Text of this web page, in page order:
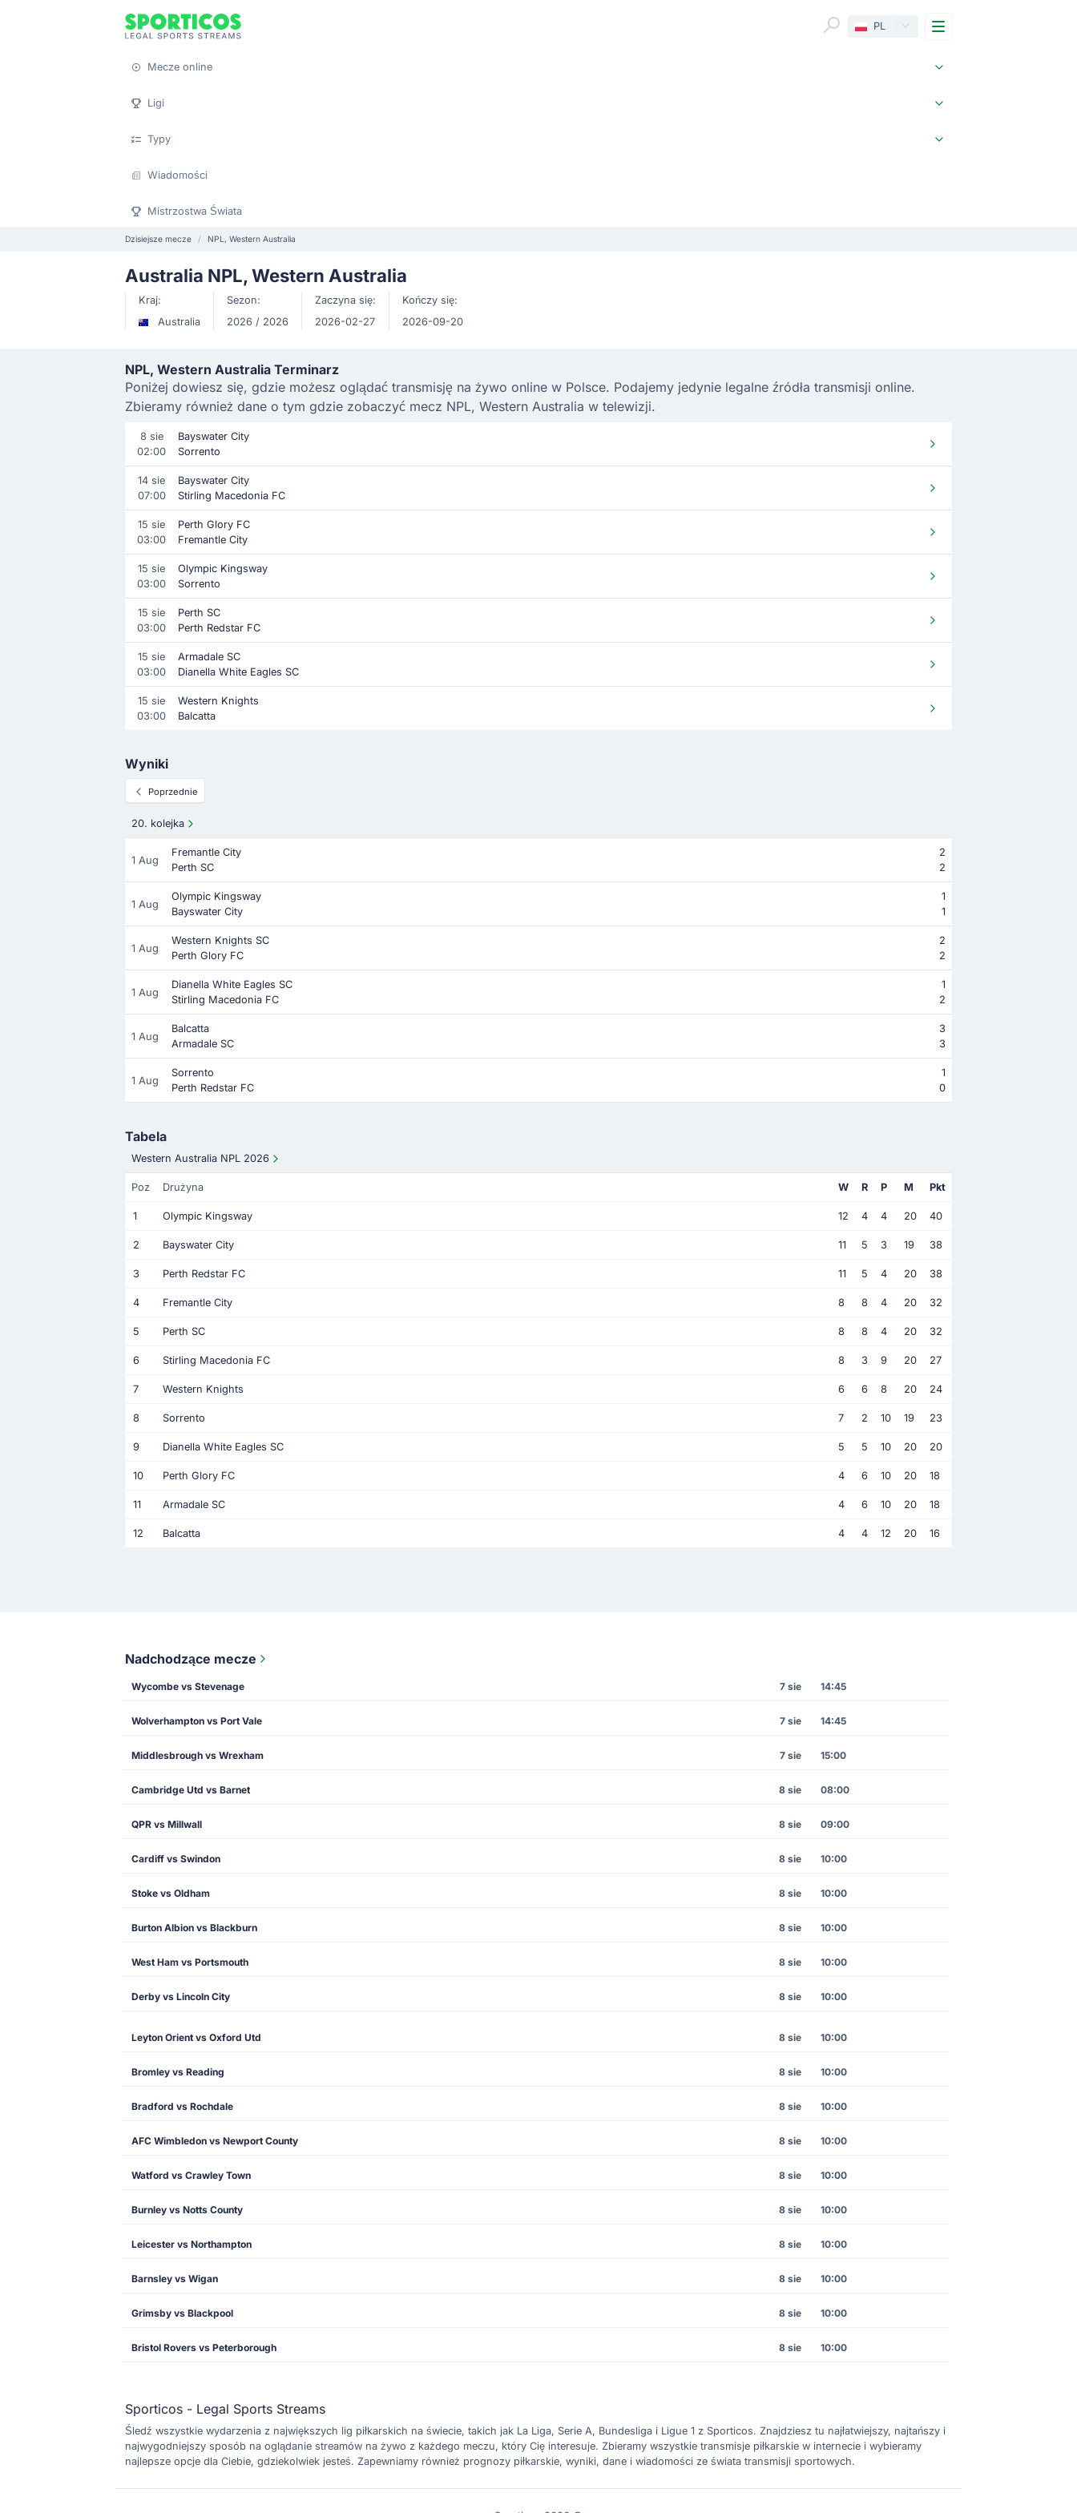
PL Menu
Mecze online
Ligi
Typy
Wiadomości
Mistrzostwa Świata
Dzisiejsze mecze NPL, Western Australia
Australia NPL, Western Australia
Kraj:
Australia
Sezon:
2026 / 2026
Zaczyna się:
2026-02-27
Kończy się:
2026-09-20
NPL, Western Australia Terminarz
Poniżej dowiesz się, gdzie możesz oglądać transmisję na żywo online w Polsce. Podajemy jedynie legalne źródła transmisji online.
Zbieramy również dane o tym gdzie zobaczyć mecz NPL, Western Australia w telewizji.
8 sie
02:00
Bayswater City
Sorrento
14 sie
07:00
Bayswater City
Stirling Macedonia FC
15 sie
03:00
Perth Glory FC
Fremantle City
15 sie
03:00
Olympic Kingsway
Sorrento
15 sie
03:00
Perth SC
Perth Redstar FC
15 sie
03:00
Armadale SC
Dianella White Eagles SC
15 sie
03:00
Western Knights
Balcatta
Wyniki
Poprzednie
20. kolejka
1 Aug
Fremantle City
2
Perth SC
2
1 Aug
Olympic Kingsway
1
Bayswater City
1
1 Aug
Western Knights SC
2
Perth Glory FC
2
1 Aug
Dianella White Eagles SC
1
Stirling Macedonia FC
2
1 Aug
Balcatta
3
Armadale SC
3
1 Aug
Sorrento
1
Perth Redstar FC
0
Tabela
Western Australia NPL 2026
Poz Drużyna W R P M Pkt
1 Olympic Kingsway 12 4 4 20 40
2 Bayswater City 11 5 3 19 38
3 Perth Redstar FC 11 5 4 20 38
4 Fremantle City 8 8 4 20 32
5 Perth SC 8 8 4 20 32
6 Stirling Macedonia FC 8 3 9 20 27
7 Western Knights 6 6 8 20 24
8 Sorrento 7 2 10 19 23
9 Dianella White Eagles SC 5 5 10 20 20
10 Perth Glory FC 4 6 10 20 18
11 Armadale SC 4 6 10 20 18
12 Balcatta 4 4 12 20 16
Nadchodzące mecze
Wycombe vs Stevenage 7 sie 14:45
Wolverhampton vs Port Vale 7 sie 14:45
Middlesbrough vs Wrexham 7 sie 15:00
Cambridge Utd vs Barnet 8 sie 08:00
QPR vs Millwall 8 sie 09:00
Cardiff vs Swindon 8 sie 10:00
Stoke vs Oldham 8 sie 10:00
Burton Albion vs Blackburn 8 sie 10:00
West Ham vs Portsmouth 8 sie 10:00
Derby vs Lincoln City 8 sie 10:00
Leyton Orient vs Oxford Utd 8 sie 10:00
Bromley vs Reading 8 sie 10:00
Bradford vs Rochdale 8 sie 10:00
AFC Wimbledon vs Newport County 8 sie 10:00
Watford vs Crawley Town 8 sie 10:00
Burnley vs Notts County 8 sie 10:00
Leicester vs Northampton 8 sie 10:00
Barnsley vs Wigan 8 sie 10:00
Grimsby vs Blackpool 8 sie 10:00
Bristol Rovers vs Peterborough 8 sie 10:00
Sporticos - Legal Sports Streams
Śledź wszystkie wydarzenia z największych lig piłkarskich na świecie, takich jak La Liga, Serie A, Bundesliga i Ligue 1 z Sporticos. Znajdziesz tu najłatwiejszy, najtańszy i
najwygodniejszy sposób na oglądanie streamów na żywo z każdego meczu, który Cię interesuje. Zbieramy wszystkie transmisje piłkarskie w internecie i wybieramy
najlepsze opcje dla Ciebie, gdziekolwiek jesteś. Zapewniamy również prognozy piłkarskie, wyniki, dane i wiadomości ze świata transmisji sportowych.